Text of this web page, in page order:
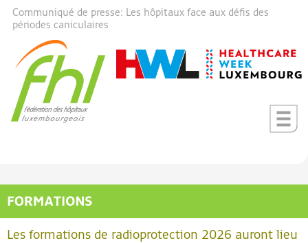
Communiqué de presse: Les hôpitaux face aux défis des
périodes caniculaires
Les formations de radioprotection 2026 auront lieu